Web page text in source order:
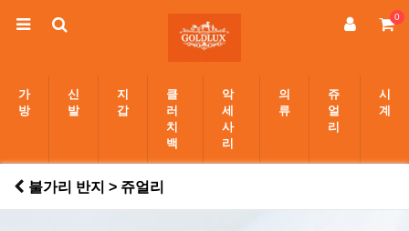
0
가
방
신
발
지
갑
클
러
치
백
악
세
사
리
의
류
쥬
얼
리
시
계
불가리 반지 > 쥬얼리